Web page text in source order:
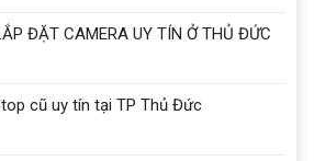
ĐẶT CAMERA UY TÍN Ở THỦ ĐỨC
cũ uy tín tại TP Thủ Đức